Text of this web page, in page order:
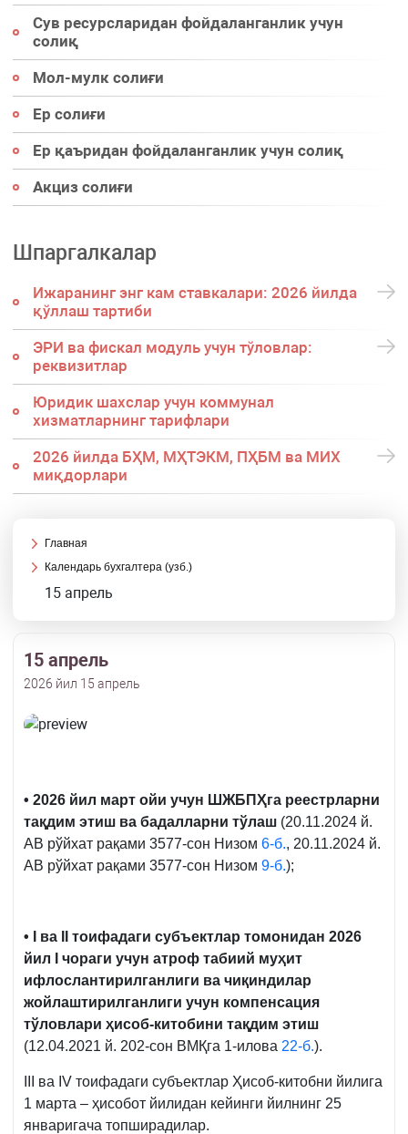
Сув ресурсларидан фойдаланганлик учун
солиқ
Мол-мулк солиғи
Ер солиғи
Ер қаъридан фойдаланганлик учун солиқ
Акциз солиғи
Шпаргалкалар
Ижаранинг энг кам ставкалари: 2026 йилда
қўллаш тартиби
ЭРИ ва фискал модуль учун тўловлар:
реквизитлар
Юридик шахслар учун коммунал
хизматларнинг тарифлари
2026 йилда БҲМ, МҲТЭКМ, ПҲБМ ва МИХ
миқдорлари
Главная
Календарь бухгалтера (узб.)
15 апрель
15 апрель
2026 йил 15 апрель
• 2026 йил март ойи учун ШЖБПҲга реестрларни
тақдим этиш ва бадалларни тўлаш (20.11.2024 й.
АВ рўйхат рақами 3577-сон Низом 6-б., 20.11.2024 й.
АВ рўйхат рақами 3577-сон Низом 9-б.);
• I ва II тоифадаги субъектлар томонидан 2026
йил I чораги учун атроф табиий муҳит
ифлослантирилганлиги ва чиқиндилар
жойлаштирилганлиги учун компенсация
тўловлари ҳисоб-китобини тақдим этиш
(12.04.2021 й. 202-сон ВМҚга 1-илова 22-б.).
III ва IV тоифадаги субъектлар Ҳисоб-китобни йилига
1 марта – ҳисобот йилидан кейинги йилнинг 25
январигача топширадилар.